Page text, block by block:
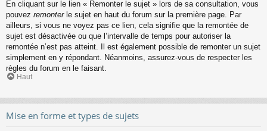
En cliquant sur le lien « Remonter le sujet » lors de sa consultation, vous
pouvez remonterle sujet en haut du forum sur la première page. Par
ailleurs, si vous ne voyez pas ce lien, cela signifie que la remontée de
sujet est désactivée ou que l’intervalle de temps pour autoriser la
remontée n’est pas atteint. Il est également possible de remonter un sujet
simplement en y répondant. Néanmoins, assurez-vous de respecter les
règles du forum en le faisant.
Haut
Mise en forme et types de sujets